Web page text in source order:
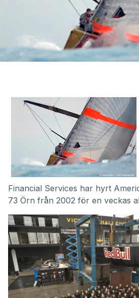
Financial Services har hyrt
73 Örn från 2002 för en veckas